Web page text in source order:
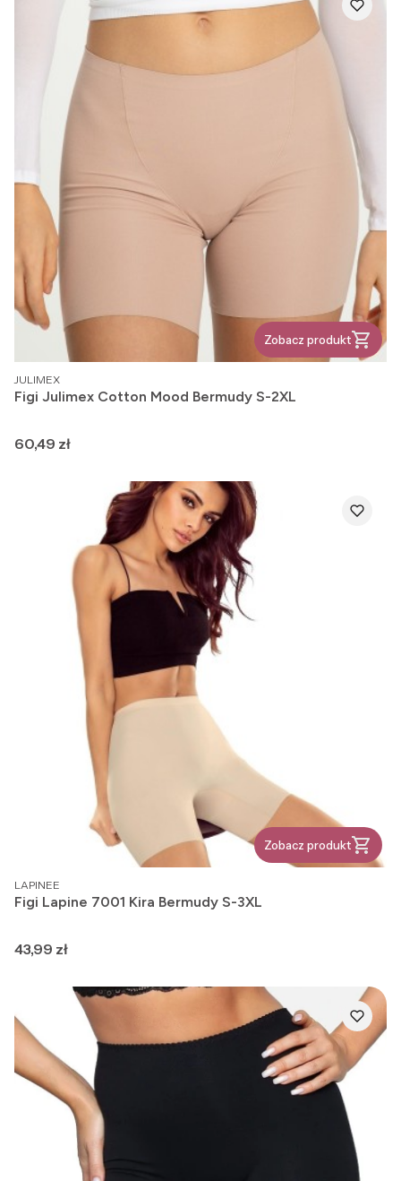
Zobacz produkt
PRODUCENT
JULIMEX
Figi Julimex Cotton Mood Bermudy S-2XL
Cena
60,49 zł
Zobacz produkt
PRODUCENT
LAPINEE
Figi Lapine 7001 Kira Bermudy S-3XL
Cena
43,99 zł